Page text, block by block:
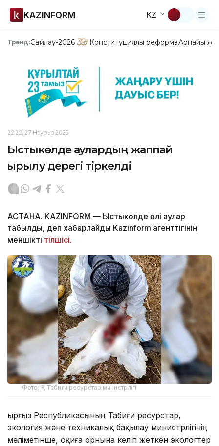
KAZINFORM KZ
Тренд:Сайлау-2026 Конституциялық реформаАрнайы
22:22, 27 Наурыз 2025
Ыстықкөлде аққулардың жаппай
қырылу дерегі тіркелді
АСТАНА. KAZINFORM — Ыстықкөлде өлі аққулар
табылды, деп хабарлайды Kazinform агенттігінің
меншікті тілшісі.
Фото: ҚР Табиғи ресурстар министрлігі
Қырғыз Республикасының Табиғи ресурстар,
экология және техникалық бақылау министрлігінің
мәліметінше, оқиға орнына келіп жеткен экологтер